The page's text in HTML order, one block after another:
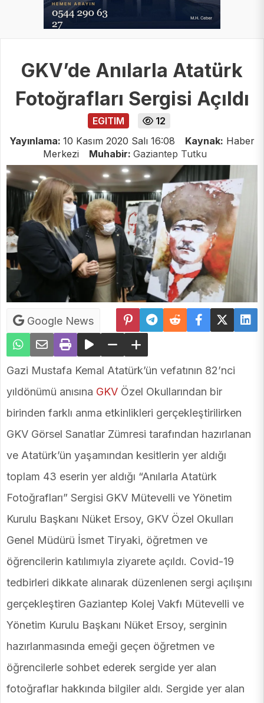
GKV’de Anılarla Atatürk
Fotoğrafları Sergisi Açıldı
EGITIM
12
Yayınlama: 10 Kasım 2020 Salı 16:08 Kaynak: Haber
Merkezi
Muhabir: Gaziantep Tutku
Google News
Gazi Mustafa Kemal Atatürk’ün vefatının 82’nci
yıldönümü anısına GKV Özel Okullarından bir
birinden farklı anma etkinlikleri gerçekleştirilirken
GKV Görsel Sanatlar Zümresi tarafından hazırlanan
ve Atatürk’ün yaşamından kesitlerin yer aldığı
toplam 43 eserin yer aldığı “Anılarla Atatürk
Fotoğrafları” Sergisi GKV Mütevelli ve Yönetim
Kurulu Başkanı Nüket Ersoy, GKV Özel Okulları
Genel Müdürü İsmet Tiryaki, öğretmen ve
öğrencilerin katılımıyla ziyarete açıldı. Covid-19
tedbirleri dikkate alınarak düzenlenen sergi açılışını
gerçekleştiren Gaziantep Kolej Vakfı Mütevelli ve
Yönetim Kurulu Başkanı Nüket Ersoy, serginin
hazırlanmasında emeği geçen öğretmen ve
öğrencilerle sohbet ederek sergide yer alan
fotoğraflar hakkında bilgiler aldı. Sergide yer alan